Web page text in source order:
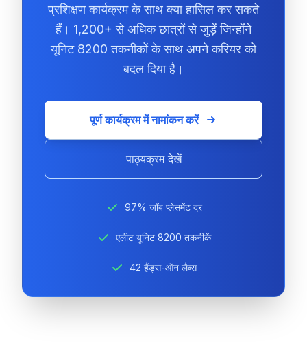
प्रशिक्षण कार्यक्रम के साथ क्या हासिल कर सकते
हैं। 1,200+ से अधिक छात्रों से जुड़ें जिन्होंने
यूनिट 8200 तकनीकों के साथ अपने करियर को
बदल दिया है।
पूर्ण कार्यक्रम में नामांकन करें
पाठ्यक्रम देखें
97% जॉब प्लेसमेंट दर
एलीट यूनिट 8200 तकनीकें
42 हैंड्स-ऑन लैब्स